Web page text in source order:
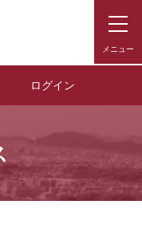
ログイン